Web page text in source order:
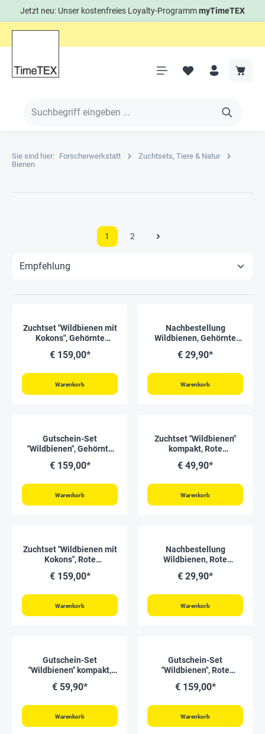
Jetzt neu: Unser kostenfreies Loyalty-ProgrammmyTimeTEX
Sie sind hier: Forscherwerkstatt
Zuchtsets, Tiere & Natur
Bienen
1 2
Zuchtset "Wildbienen mit
Kokons", Gehörnte
€ 159,00*
Warenkorb
Nachbestellung
Wildbienen, Gehörnte
€ 29,90*
Warenkorb
Gutschein-Set
"Wildbienen", Gehörnte
€ 159,00*
Warenkorb
Zuchtset "Wildbienen"
kompakt, Rote
€ 49,90*
Warenkorb
Zuchtset "Wildbienen mit
Kokons", Rote
€ 159,00*
Warenkorb
Nachbestellung
Wildbienen, Rote
€ 29,90*
Warenkorb
Gutschein-Set
"Wildbienen" kompakt,
€ 59,90*
Warenkorb
Gutschein-Set
"Wildbienen", Rote
€ 159,00*
Warenkorb